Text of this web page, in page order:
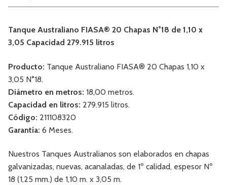
Tanque Australiano FIASA® 20 Chapas N°18 de 1,10 x
3,05 Capacidad 279.915 litros
Producto: Tanque Australiano FIASA® 20 Chapas 1,10 x
3,05 N°18.
Diámetro en metros: 18,00 metros.
Capacidad en litros: 279.915 litros.
Código: 211108320
Garantía: 6 Meses.
Nuestros Tanques Australianos son elaborados en chapas
galvanizadas, nuevas, acanaladas, de 1º calidad, espesor Nº
18 (1,25 mm.) de 1,10 m. x 3,05 m.